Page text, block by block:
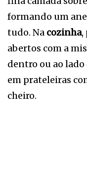
formando um
tudo. Na cozinha,
abertos com a
dentro ou ao
em prateleiras
cheiro.